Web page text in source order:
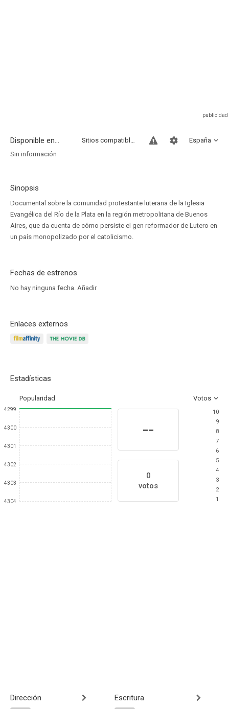
Disponible en... España
Sitios compatibles
Sin información
Sinopsis
Documental sobre la comunidad protestante luterana de la Iglesia
Evangélica del Río de la Plata en la región metropolitana de Buenos
Aires, que da cuenta de cómo persiste el gen reformador de Lutero en
un país monopolizado por el catolicismo.
Fechas de estrenos
No hay ninguna fecha. Añadir
Enlaces externos
Estadísticas
Popularidad Votos
4299
4300
4301
4302
4303
4304
--
0
votos
10
9
8
7
6
5
4
3
2
1
Dirección
Escritura